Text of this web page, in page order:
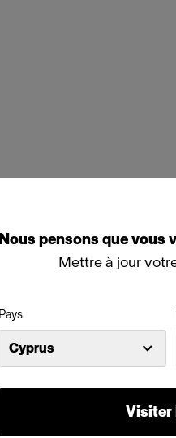
Nous pensons quevous
Mettre à jour
Pays
Cyprus
Visiter